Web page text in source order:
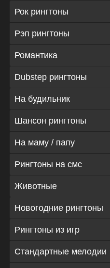
Рок рингтоны
Рэп рингтоны
Романтика
Dubstep рингтоны
На будильник
Шансон рингтоны
На маму / папу
Рингтоны на смс
Животные
Новогодние рингтоны
Рингтоны из игр
Стандартные мелодии